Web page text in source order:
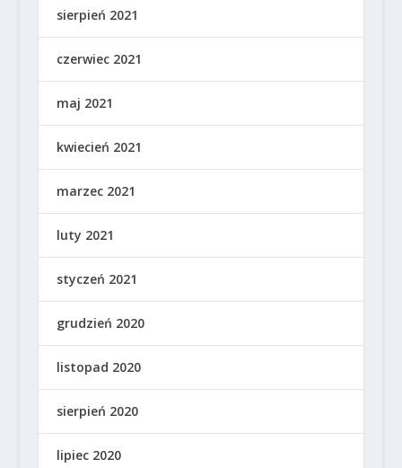
sierpień 2021
czerwiec 2021
maj 2021
kwiecień 2021
marzec 2021
luty 2021
styczeń 2021
grudzień 2020
listopad 2020
sierpień 2020
lipiec 2020